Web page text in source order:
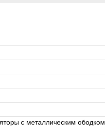
с металлическим ободком